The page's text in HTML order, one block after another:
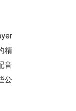
精
音
公